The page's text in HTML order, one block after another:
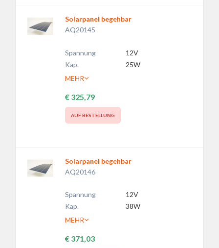
Solarpanel begehbar
AQ20145
Spannung
12V
Kap.
25W
MEHR
€ 325,79
AUF BESTELLUNG
Solarpanel begehbar
AQ20146
Spannung
12V
Kap.
38W
MEHR
€ 371,03